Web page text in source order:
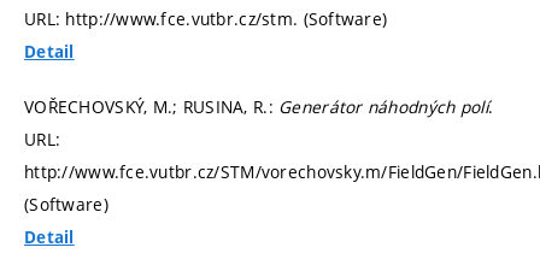
URL: http://www.fce.vutbr.cz/stm. (Software)
Detail
VOŘECHOVSKÝ, M.; RUSINA, R.: Generátor náhodných polí.
URL:
http://www.fce.vutbr.cz/STM/vorechovsky.m/FieldGen/
(Software)
Detail